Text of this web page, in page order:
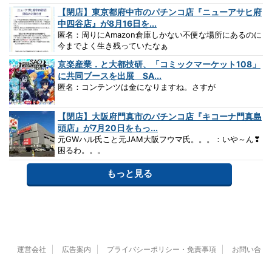
【閉店】東京都府中市のパチンコ店『ニューアサヒ府
中四谷店』が8月16日を...
匿名：周りにAmazon倉庫しかない不便な場所にあるのに
今までよく生き残っていたなぁ
京楽産業．と大都技研、「コミックマーケット108」
に共同ブースを出展 SA...
匿名：コンテンツは金になりますね。さすが
【閉店】大阪府門真市のパチンコ店『キコーナ門真島
頭店』が7月20日をもっ...
元GWハル氏こと元JAM大阪フウマ氏。。。：いや～ん❣
困るわ。。。
もっと見る
運営会社 広告案内 プライバシーポリシー・免責事項 お問い合